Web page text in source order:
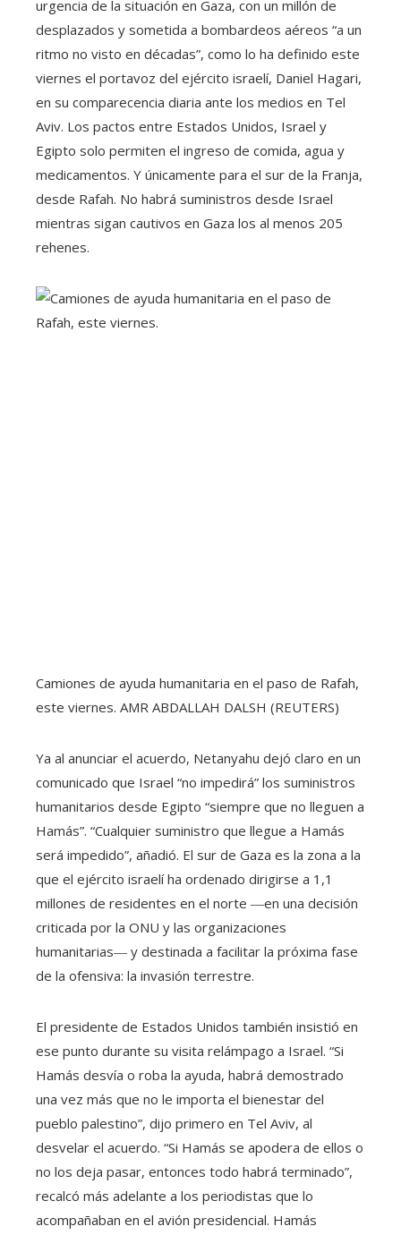
urgencia de la situación en Gaza, con un millón de
desplazados y sometida a bombardeos aéreos “a un
ritmo no visto en décadas”, como lo ha definido este
viernes el portavoz del ejército israelí, Daniel Hagari,
en su comparecencia diaria ante los medios en Tel
Aviv. Los pactos entre Estados Unidos, Israel y
Egipto solo permiten el ingreso de comida, agua y
medicamentos. Y únicamente para el sur de la Franja,
desde Rafah. No habrá suministros desde Israel
mientras sigan cautivos en Gaza los al menos 205
rehenes.
Camiones de ayuda humanitaria en el paso de Rafah,
este viernes. AMR ABDALLAH DALSH (REUTERS)
Ya al anunciar el acuerdo, Netanyahu dejó claro en un
comunicado que Israel “no impedirá” los suministros
humanitarios desde Egipto “siempre que no lleguen a
Hamás”. “Cualquier suministro que llegue a Hamás
será impedido”, añadió. El sur de Gaza es la zona a la
que el ejército israelí ha ordenado dirigirse a 1,1
millones de residentes en el norte ―en una decisión
criticada por la ONU y las organizaciones
humanitarias― y destinada a facilitar la próxima fase
de la ofensiva: la invasión terrestre.
El presidente de Estados Unidos también insistió en
ese punto durante su visita relámpago a Israel. “Si
Hamás desvía o roba la ayuda, habrá demostrado
una vez más que no le importa el bienestar del
pueblo palestino”, dijo primero en Tel Aviv, al
desvelar el acuerdo. “Si Hamás se apodera de ellos o
no los deja pasar, entonces todo habrá terminado”,
recalcó más adelante a los periodistas que lo
acompañaban en el avión presidencial. Hamás